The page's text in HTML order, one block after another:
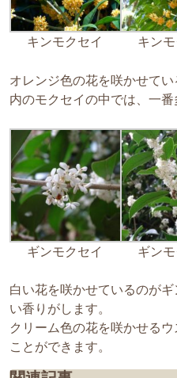
キンモクセイ キン
オレンジ色の花を咲かせて
内のモクセイの中では、一番
ギンモクセイ ギン
白い花を咲かせているのが
い香りがします。
クリーム色の花を咲かせる
ことができます。